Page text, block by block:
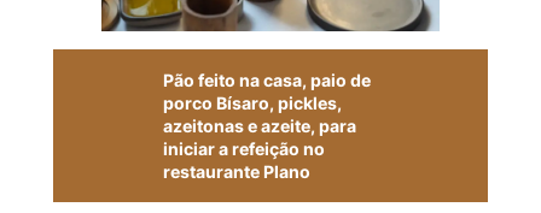
Pão feito na casa, paio de
porco Bísaro, pickles,
azeitonas e azeite, para
iniciar a refeição no
restaurante Plano